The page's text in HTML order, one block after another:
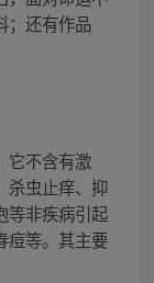
；还有作品
它不含有激
杀虫止痒、抑
等非疾病引起
痘等。其主要